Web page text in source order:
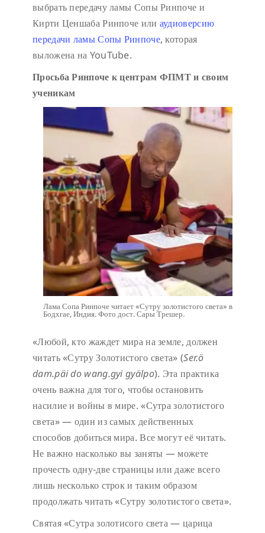
выбрать передачу ламы Сопы Ринпоче и
Кирти Ценшаба Ринпоче или аудиоверсию
передачи ламы Сопы Ринпоче, которая
выложена на YouTube.
Просьба Ринпоче к центрам ФПМТ и своим
ученикам
Лама Сопа Ринпоче читает «Сутру золотистого света» в
Бодхгае, Индия. Фото дост. Сары Трешер.
«Любой, кто жаждет мира на земле, должен
читать «Сутру Золотистого света» (Ser.ö
dam.päi do wang.gyi gyälpo). Эта практика
очень важна для того, чтобы остановить
насилие и войны в мире. «Сутра золотистого
света» — один из самых действенных
способов добиться мира. Все могут её читать.
Не важно насколько вы заняты — можете
прочесть одну-две страницы или даже всего
лишь несколько строк и таким образом
продолжать читать «Сутру золотистого света».
Святая «Сутра золотисого света — царица